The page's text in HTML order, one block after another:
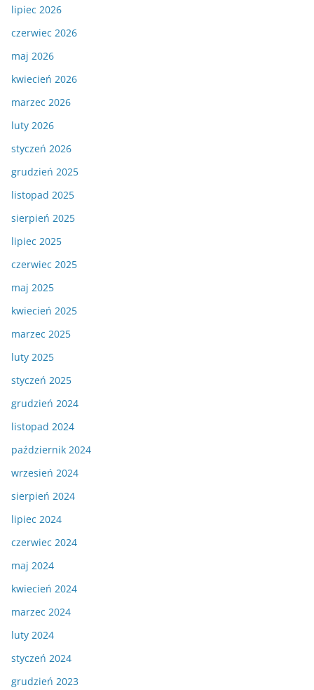
lipiec 2026
czerwiec 2026
maj 2026
kwiecień 2026
marzec 2026
luty 2026
styczeń 2026
grudzień 2025
listopad 2025
sierpień 2025
lipiec 2025
czerwiec 2025
maj 2025
kwiecień 2025
marzec 2025
luty 2025
styczeń 2025
grudzień 2024
listopad 2024
październik 2024
wrzesień 2024
sierpień 2024
lipiec 2024
czerwiec 2024
maj 2024
kwiecień 2024
marzec 2024
luty 2024
styczeń 2024
grudzień 2023